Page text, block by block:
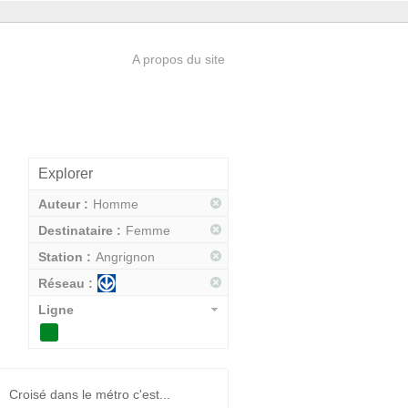
A propos du site
Explorer
Auteur : Homme
Destinataire : Femme
Station : Angrignon
Réseau :
Ligne
Croisé dans le métro c'est...